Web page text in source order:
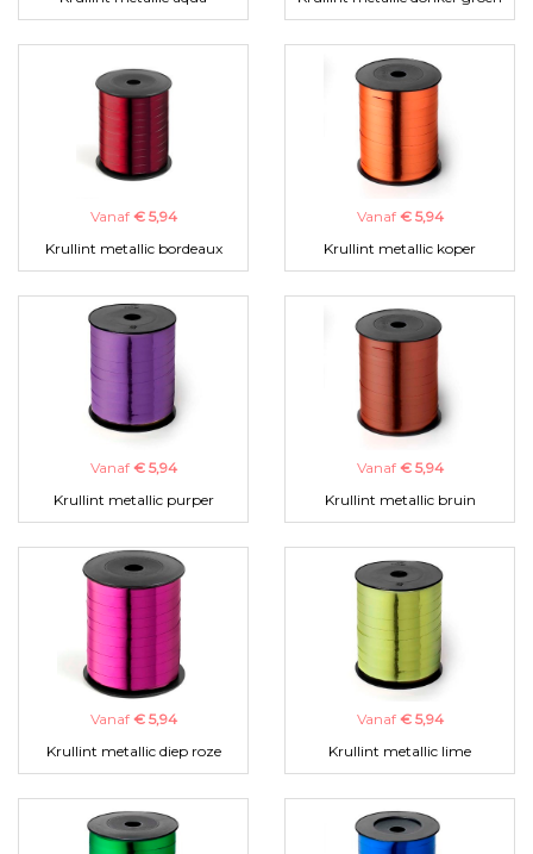
Vanaf € 5,94
Krullint metallic bordeaux
Vanaf € 5,94
Krullint metallic koper
Vanaf € 5,94
Krullint metallic purper
Vanaf € 5,94
Krullint metallic bruin
Vanaf € 5,94
Krullint metallic diep roze
Vanaf € 5,94
Krullint metallic lime